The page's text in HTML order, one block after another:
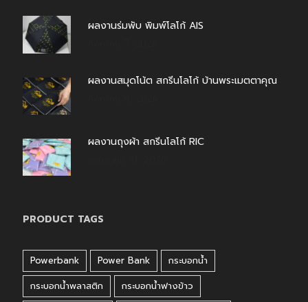
ผลงานร่มพับ พิมพ์โลโก้ AIS
ผลงานสมุดโน้ต สกรีนโลโก้ บ้านพระเมตตาคุณ
ผลงานถุงผ้า สกรีนโลโก้ RIC
PRODUCT TAGS
Powerbank Power Bank
กระบอกน้ำ
กระบอกน้ำพลาสติก
กระบอกน้ำฟางข้าว